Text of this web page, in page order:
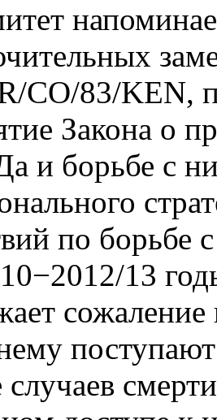
CO/83/KEN,
Закона о
и борьбе с
по
13
сожаление
случаев